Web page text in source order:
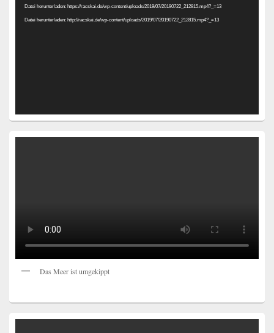
Datei herunterladen: https://racskai.de/wp-content/uploads/2019/07/20190722_212815.mp4?_=13
Datei herunterladen: http://racskai.de/wp-content/uploads/2019/07/20190722_212815.mp4?_=13
Das Meer ist umgekippt